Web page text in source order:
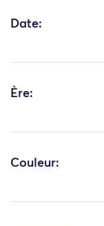
Date:
Ère:
Couleur: